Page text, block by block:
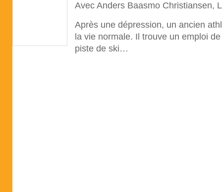
Avec Anders Baasmo Christiansen,
Après une dépression, un ancien
la vie normale. Il trouve un emploi
piste de ski…